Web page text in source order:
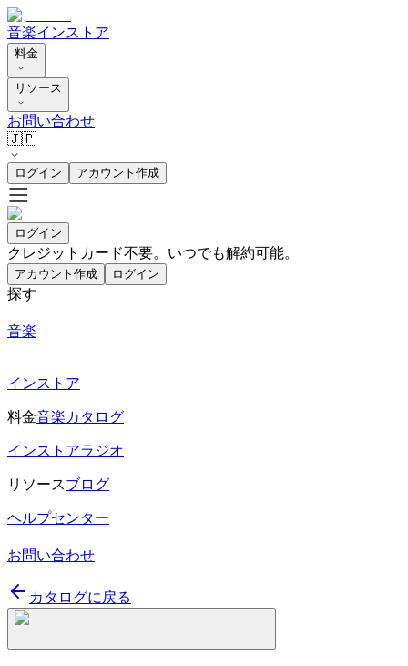
音楽インストア
料金
リソース
お問い合わせ
🇯🇵
ログイン アカウント作成
ログイン
クレジットカード不要。いつでも解約可能。
アカウント作成 ログイン
探す
音楽
インストア
料金音楽カタログ
インストアラジオ
リソースブログ
ヘルプセンター
お問い合わせ
カタログに戻る